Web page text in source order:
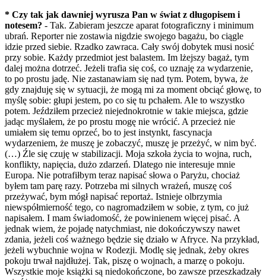
* Czy tak jak dawniej wyrusza Pan w świat z długopisem i
notesem? - Tak. Zabieram jeszcze aparat fotograficzny i minimum
ubrań. Reporter nie zostawia nigdzie swojego bagażu, bo ciągle
idzie przed siebie. Rzadko zawraca. Cały swój dobytek musi nosić
przy sobie. Każdy przedmiot jest balastem. Im lżejszy bagaż, tym
dalej można dotrzeć. Jeżeli trafia się coś, co uznaję za wydarzenie,
to po prostu jadę. Nie zastanawiam się nad tym. Potem, bywa, że
gdy znajduję się w sytuacji, że mogą mi za moment obciąć głowę, to
myślę sobie: głupi jestem, po co się tu pchałem. Ale to wszystko
potem. Jeździłem przecież niejednokrotnie w takie miejsca, gdzie
jadąc myślałem, że po prostu mogę nie wrócić. A przecież nie
umiałem się temu oprzeć, bo to jest instynkt, fascynacja
wydarzeniem, że muszę je zobaczyć, muszę je przeżyć, w nim być.
(…) Źle się czuję w stabilizacji. Moja szkoła życia to wojna, ruch,
konflikty, napięcia, dużo zdarzeń. Dlatego nie interesuje mnie
Europa. Nie potrafiłbym teraz napisać słowa o Paryżu, chociaż
byłem tam parę razy. Potrzeba mi silnych wrażeń, muszę coś
przeżywać, bym mógł napisać reportaż. Istnieje olbrzymia
niewspółmierność tego, co nagromadziłem w sobie, z tym, co już
napisałem. I mam świadomość, że powinienem więcej pisać. A
jednak wiem, że pojadę natychmiast, nie dokończywszy nawet
zdania, jeżeli coś ważnego będzie się działo w Afryce. Na przykład,
jeżeli wybuchnie wojna w Rodezji. Modlę się jednak, żeby okres
pokoju trwał najdłużej. Tak, piszę o wojnach, a marzę o pokoju.
Wszystkie moje książki są niedokończone, bo zawsze przeszkadzały